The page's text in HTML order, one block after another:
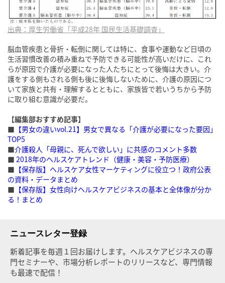
出典：厚生労働省「平成28年 国民生活基礎調査」
脳血管疾患と骨折・転倒に関しては特に、食事や運動など日頃の
生活習慣改善の積み重ねで予防できる可能性が高いだけに、これ
らが原因で介護が必要になった人たちにとって後悔は大きい。介
護をする側もされる側も後に後悔しないために、介護の原因につ
いて家族と共有・理解するとともに、家族皆で若いうちから予防
に取り組む意識が必要だ。
【編集部おすすめ記事】
■ 【男女の違いvol.21】男女で異なる「介護が必要になった要因」
TOP5
■介護殺人「母親に、死んで欲しい」に共感のコメント多数
■ 2018年のヘルスケアトレンド（健康・美容・予防医療）
■ 【保存版】ヘルスケア女性マーケティングに役立つ！政府公表
の資料・データまとめ
■ 【保存版】女性向けヘルスケアビジネスの基本と全体像が分か
る！まとめ
ニュースレター登録
新着記事を毎週１回お届けします。ヘルスケアビジネスの専
門セミナーや、市場分析レポートのリリースなど、専門情報
も最速で配信！